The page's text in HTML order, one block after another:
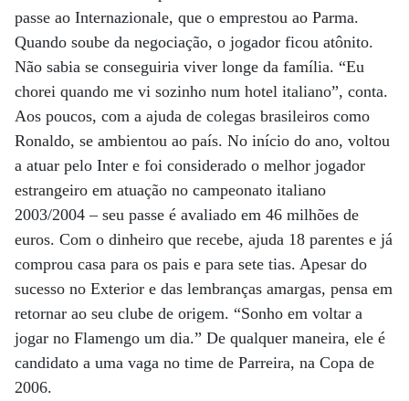
passe ao Internazionale, que o emprestou ao Parma.
Quando soube da negociação, o jogador ficou atônito.
Não sabia se conseguiria viver longe da família. “Eu
chorei quando me vi sozinho num hotel italiano”, conta.
Aos poucos, com a ajuda de colegas brasileiros como
Ronaldo, se ambientou ao país. No início do ano, voltou
a atuar pelo Inter e foi considerado o melhor jogador
estrangeiro em atuação no campeonato italiano
2003/2004 – seu passe é avaliado em 46 milhões de
euros. Com o dinheiro que recebe, ajuda 18 parentes e já
comprou casa para os pais e para sete tias. Apesar do
sucesso no Exterior e das lembranças amargas, pensa em
retornar ao seu clube de origem. “Sonho em voltar a
jogar no Flamengo um dia.” De qualquer maneira, ele é
candidato a uma vaga no time de Parreira, na Copa de
2006.